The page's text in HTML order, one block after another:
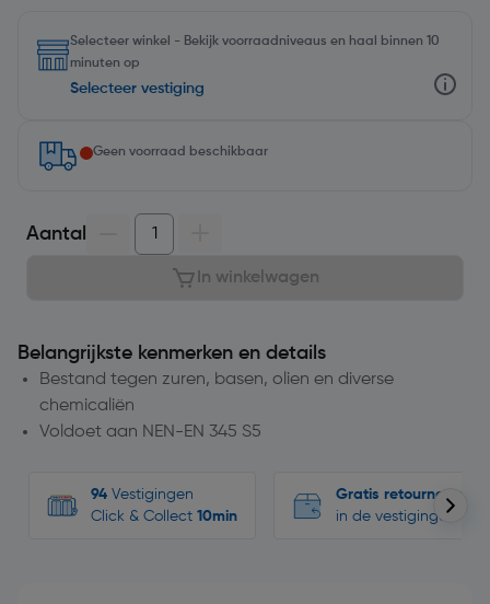
Selecteer winkel - Bekijk voorraadniveaus en haal binnen 10
minuten op
Selecteer vestiging
Geen voorraad beschikbaar
Aantal
In winkelwagen
Belangrijkste kenmerken en details
Bestand tegen zuren, basen, olien en diverse
chemicaliën
Voldoet aan NEN-EN 345 S5
94 Vestigingen
Click & Collect 10min
Gratis retourneren
in de vestigingen